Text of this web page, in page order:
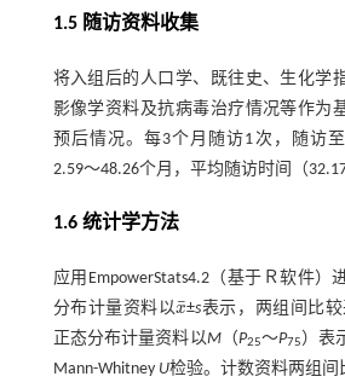
1.5 随访资料收集
将入组后的人口学、既往史、生化学
影像学资料及抗病毒治疗情况等作为
预后情况。每3个月随访1次，随访
2.59～48.26个月，平均随访时间（
1.6 统计学方法
应用EmpowerStats4.2（基于Ｒ软件）
分布计量资料以x
¯
x¯±s表示，两组间比
正态分布计量资料以M（P25～P75）表
Mann-Whitney U检验。计数资料两组间